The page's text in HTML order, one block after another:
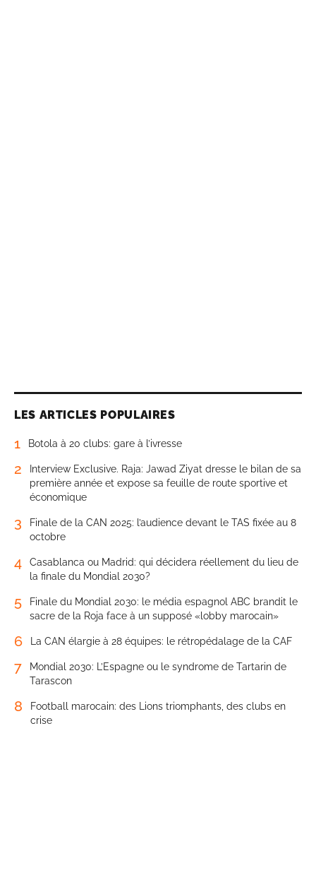
LES ARTICLES POPULAIRES
1 Botola à 20 clubs: gare à l’ivresse
2
Interview Exclusive. Raja: Jawad Ziyat dresse le bilan de sa
première année et expose sa feuille de route sportive et
économique
3
Finale de la CAN 2025: l’audience devant le TAS fixée au 8
octobre
4
Casablanca ou Madrid: qui décidera réellement du lieu de
la finale du Mondial 2030?
5
Finale du Mondial 2030: le média espagnol ABC brandit le
sacre de la Roja face à un supposé «lobby marocain»
6 La CAN élargie à 28 équipes: le rétropédalage de la CAF
7
Mondial 2030: L’Espagne ou le syndrome de Tartarin de
Tarascon
8
Football marocain: des Lions triomphants, des clubs en
crise